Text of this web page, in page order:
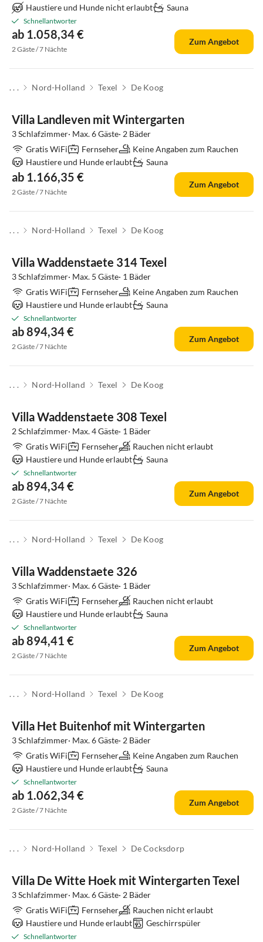
Haustiere und Hunde nicht erlaubt
Sauna
Schnellantworter
ab 1.058,34 €
2 Gäste / 7 Nächte
Zum Angebot
. . . Nord-Holland Texel De Koog
Villa Landleven mit Wintergarten
3 Schlafzimmer· Max. 6 Gäste· 2 Bäder
Gratis WiFi
Fernseher
Keine Angaben zum Rauchen
Haustiere und Hunde erlaubt
Sauna
ab 1.166,35 €
2 Gäste / 7 Nächte
Zum Angebot
. . . Nord-Holland Texel De Koog
Villa Waddenstaete 314 Texel
3 Schlafzimmer· Max. 5 Gäste· 1 Bäder
Gratis WiFi
Fernseher
Keine Angaben zum Rauchen
Haustiere und Hunde erlaubt
Sauna
Schnellantworter
ab 894,34 €
2 Gäste / 7 Nächte
Zum Angebot
. . . Nord-Holland Texel De Koog
Villa Waddenstaete 308 Texel
2 Schlafzimmer· Max. 4 Gäste· 1 Bäder
Gratis WiFi
Fernseher
Rauchen nicht erlaubt
Haustiere und Hunde erlaubt
Sauna
Schnellantworter
ab 894,34 €
2 Gäste / 7 Nächte
Zum Angebot
. . . Nord-Holland Texel De Koog
Villa Waddenstaete 326
3 Schlafzimmer· Max. 6 Gäste· 1 Bäder
Gratis WiFi
Fernseher
Rauchen nicht erlaubt
Haustiere und Hunde erlaubt
Sauna
Schnellantworter
ab 894,41 €
2 Gäste / 7 Nächte
Zum Angebot
. . . Nord-Holland Texel De Koog
Villa Het Buitenhof mit Wintergarten
3 Schlafzimmer· Max. 6 Gäste· 2 Bäder
Gratis WiFi
Fernseher
Keine Angaben zum Rauchen
Haustiere und Hunde erlaubt
Sauna
Schnellantworter
ab 1.062,34 €
2 Gäste / 7 Nächte
Zum Angebot
. . . Nord-Holland Texel De Cocksdorp
Villa De Witte Hoek mit Wintergarten Texel
3 Schlafzimmer· Max. 6 Gäste· 2 Bäder
Gratis WiFi
Fernseher
Rauchen nicht erlaubt
Haustiere und Hunde erlaubt
Geschirrspüler
Schnellantworter